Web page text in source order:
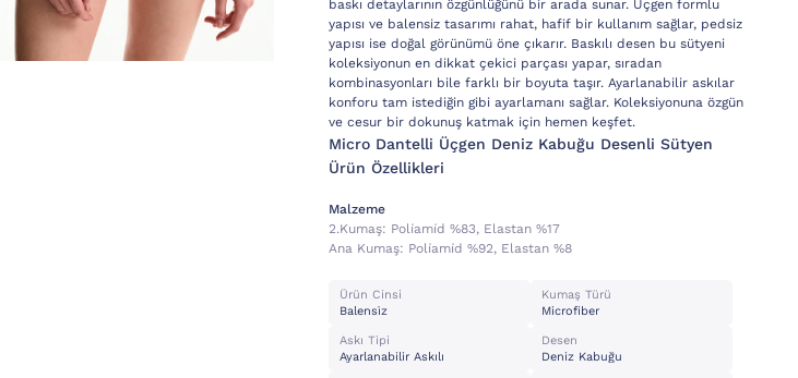
baskı detaylarının özgünlüğünü bir arada sunar. Üçgen formlu
yapısı ve balensiz tasarımı rahat, hafif bir kullanım sağlar, pedsiz
yapısı ise doğal görünümü öne çıkarır. Baskılı desen bu sütyeni
koleksiyonun en dikkat çekici parçası yapar, sıradan
kombinasyonları bile farklı bir boyuta taşır. Ayarlanabilir askılar
konforu tam istediğin gibi ayarlamanı sağlar. Koleksiyonuna özgün
ve cesur bir dokunuş katmak için hemen keşfet.
Micro Dantelli Üçgen Deniz Kabuğu Desenli Sütyen
Ürün Özellikleri
Malzeme
2.kumaş: Poli̇ami̇d %83, Elastan %17
Ana Kumaş: Poli̇ami̇d %92, Elastan %8
Ürün Cinsi
Balensi̇z
Kumaş Türü
Microfiber
Askı Tipi
Ayarlanabilir Askılı
Desen
Deniz Kabuğu